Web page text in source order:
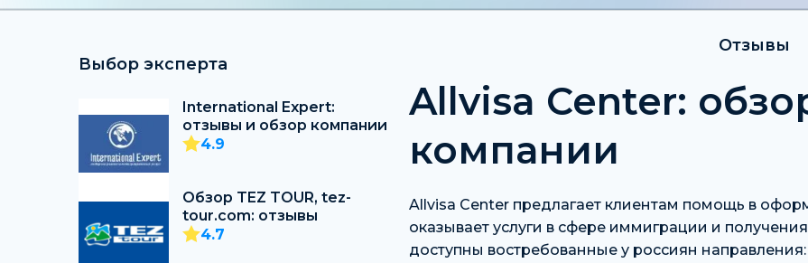
Выбор эксперта
International Expert:
отзывы и обзор компании
4.9
Обзор TEZ TOUR, tez-
tour.com: отзывы
4.7
Отзывы
Allvisa Center:
компании
Allvisa Center предлагает клиентам помощь в
оказывает услуги в сфере иммиграции и
доступны востребованные у россиян